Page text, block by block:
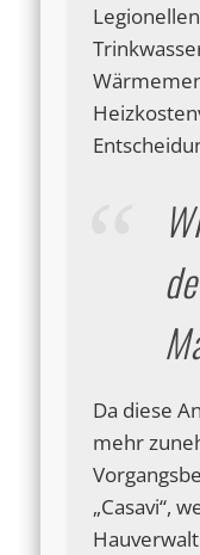
Da diese
mehr
„Casavi“,